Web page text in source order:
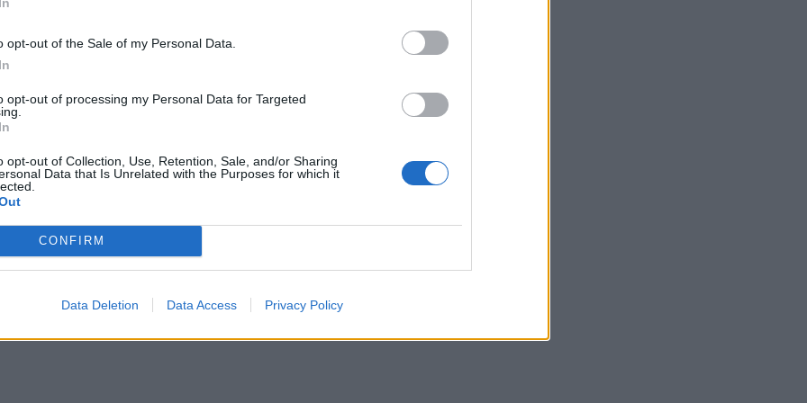
opt-out of the Sale of my Personal Data.
opt-out of processing my Personal Data for Targeted
opt-out of Collection, Use, Retention, Sale, and/or Sharing
Data that Is Unrelated with the Purposes for which it
CONFIRM
Data Deletion Data Access Privacy Policy
Η υποτίμησή του, η παρουσίασή του ως
των απογευματινών χειρουργείων
σε ιδιωτικές κλινικές και καθιστούν την